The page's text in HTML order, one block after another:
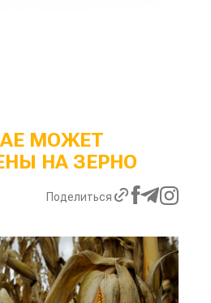
МОЖЕТ
НА ЗЕРНО
Поделиться